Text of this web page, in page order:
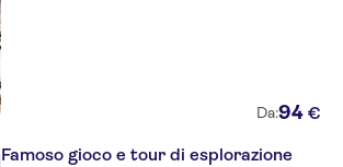
Da:94 €
Famoso gioco e tour di esplorazione